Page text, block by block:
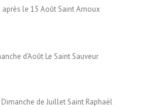
le 15 Août Saint Arnoux
d’Août Le Saint Sauveur
de Juillet Saint Raphaël